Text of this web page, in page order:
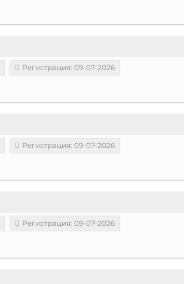
Регистрация: 09-07-2026
Регистрация: 09-07-2026
Регистрация: 09-07-2026